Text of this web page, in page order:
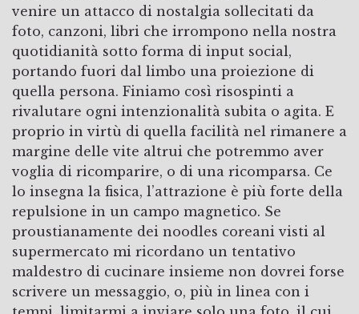
venire un attacco di nostalgia sollecitati da
foto, canzoni, libri che irrompono nella nostra
quotidianità sotto forma di input social,
portando fuori dal limbo una proiezione di
quella persona. Finiamo così risospinti a
rivalutare ogni intenzionalità subita o agita. E
proprio in virtù di quella facilità nel rimanere a
margine delle vite altrui che potremmo aver
voglia di ricomparire, o di una ricomparsa. Ce
lo insegna la fisica, l’attrazione è più forte della
repulsione in un campo magnetico. Se
proustianamente dei noodles coreani visti al
supermercato mi ricordano un tentativo
maldestro di cucinare insieme non dovrei forse
scrivere un messaggio, o, più in linea con i